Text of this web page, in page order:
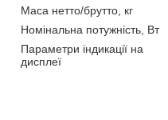
Маса нетто/брутто, кг
Номінальна потужність, Вт
Параметри індикації на
дисплеї